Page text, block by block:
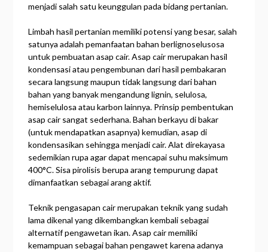
menjadi salah satu keunggulan pada bidang pertanian.
Limbah hasil pertanian memiliki potensi yang besar, salah
satunya adalah pemanfaatan bahan berlignoselusosa
untuk pembuatan asap cair. Asap cair merupakan hasil
kondensasi atau pengembunan dari hasil pembakaran
secara langsung maupun tidak langsung dari bahan
bahan yang banyak mengandung lignin, selulosa,
hemiselulosa atau karbon lainnya. Prinsip pembentukan
asap cair sangat sederhana. Bahan berkayu di bakar
(untuk mendapatkan asapnya) kemudian, asap di
kondensasikan sehingga menjadi cair. Alat direkayasa
sedemikian rupa agar dapat mencapai suhu maksimum
400°C. Sisa pirolisis berupa arang tempurung dapat
dimanfaatkan sebagai arang aktif.
Teknik pengasapan cair merupakan teknik yang sudah
lama dikenal yang dikembangkan kembali sebagai
alternatif pengawetan ikan. Asap cair memiliki
kemampuan sebagai bahan pengawet karena adanya